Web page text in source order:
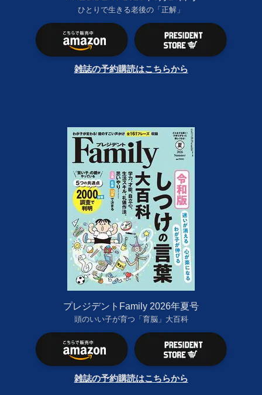
ひとりで生きる老後の「正解」
雑誌の予約購読はこちらから
プレジデントFamily 2026年夏号
頭のいい子が育つ「育脳」大百科
雑誌の予約購読はこちらから